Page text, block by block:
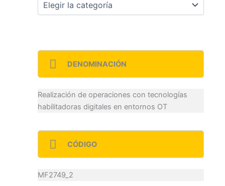
DENOMINACIÓN
Realización de operaciones con tecnologías
habilitadoras digitales en entornos OT
CÓDIGO
MF2749_2